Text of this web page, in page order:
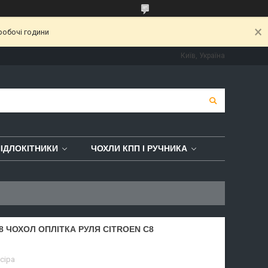
години
Київ, Україна
ЧОХЛИ КПП І РУЧНИКА
ОПЛІТКА РУЛЯ CITROEN C8